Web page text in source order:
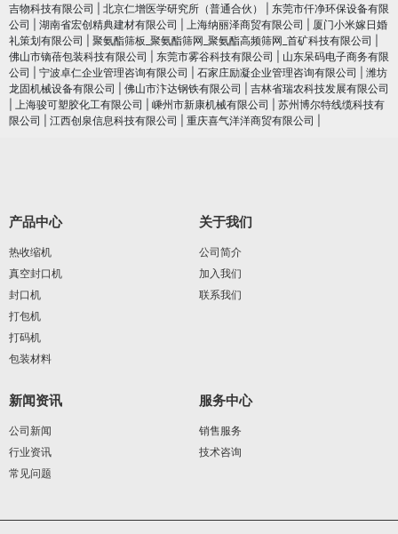
吉物科技有限公司
北京仁增医学研究所（普通合伙）
东莞市仟净环保设备有限
公司
湖南省宏创精典建材有限公司 上海纳丽泽商贸有限公司
厦门小米嫁日婚
礼策划有限公司
聚氨酯筛板_聚氨酯筛网_聚氨酯高频筛网_首矿科技有限公司
佛山市镝蓓包装科技有限公司
东莞市雾谷科技有限公司
山东呆码电子商务有限
公司
宁波卓仁企业管理咨询有限公司 石家庄励凝企业管理咨询有限公司
潍坊
龙固机械设备有限公司
佛山市汴达钢铁有限公司
吉林省瑞农科技发展有限公司
上海骏可塑胶化工有限公司 嵊州市新康机械有限公司
苏州博尔特线缆科技有
限公司
江西创泉信息科技有限公司 重庆喜气洋洋商贸有限公司
产品中心
热收缩机
真空封口机
封口机
打包机
打码机
包装材料
关于我们
公司简介
加入我们
联系我们
新闻资讯
公司新闻
行业资讯
常见问题
服务中心
销售服务
技术咨询